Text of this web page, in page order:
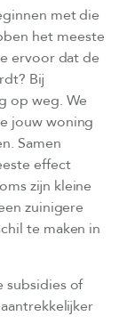
met die
het meeste
ervoor dat de
Bij
op weg. We
jouw woning
Samen
effect
zijn kleine
zuinigere
te maken in
subsidies of